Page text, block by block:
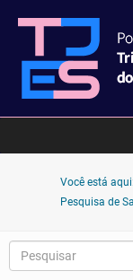
Você está aqui:
Pesquisa de